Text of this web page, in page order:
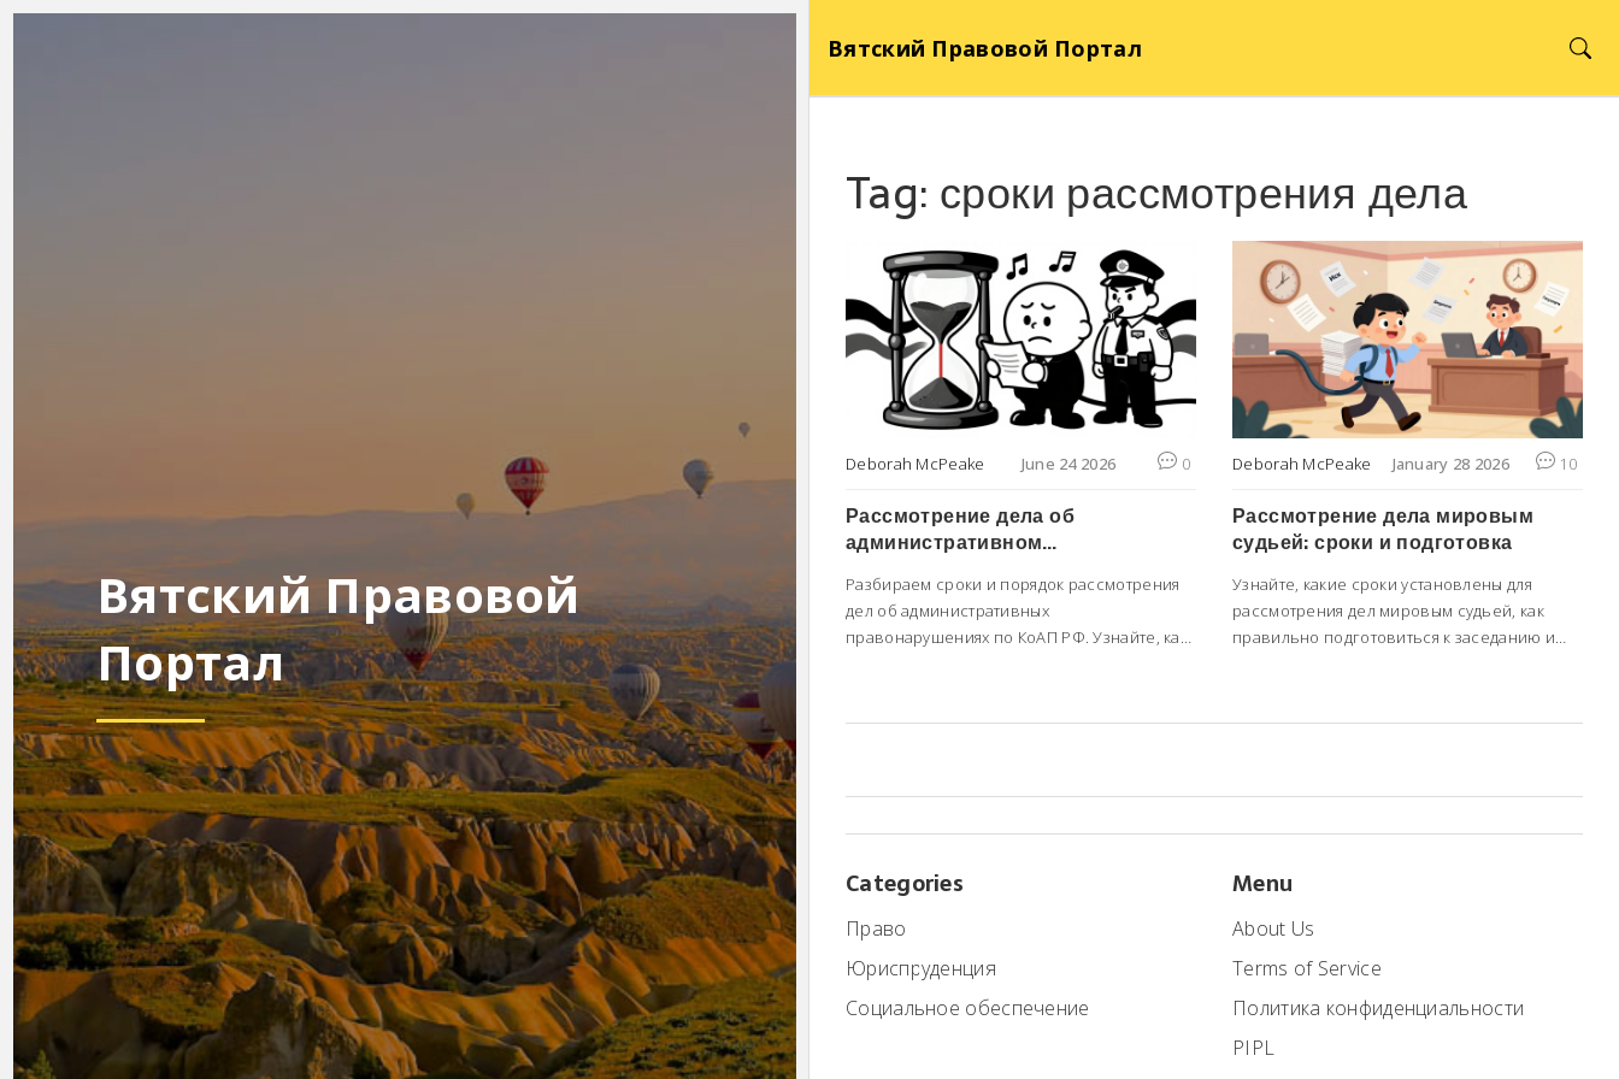
Вятский Правовой Портал
Вятский Правовой
Портал
Tag: сроки рассмотрения дела
Deborah McPeake June 24 2026 0
Рассмотрение дела об
административном
порядок (КоАП РФ)
Разбираем сроки и порядок рассмотрения
дел об административных
правонарушениях по КоАП РФ. Узнайте, как
Deborah McPeake January 28 2026 10
Рассмотрение дела мировым
судьей: сроки и подготовка
Узнайте, какие сроки установлены для
рассмотрения дел мировым судьей, как
правильно подготовиться к заседанию и
Categories
Право
Юриспруденция
Социальное обеспечение
Menu
About Us
Terms of Service
Политика конфиденциальности
PIPL